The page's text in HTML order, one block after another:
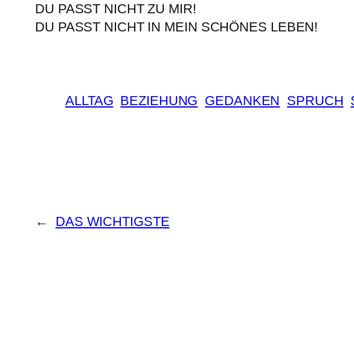
DU PASST NICHT ZU MIR!
DU PASST NICHT IN MEIN SCHÖNES LEBEN!
ALLTAG BEZIEHUNG GEDANKEN SPRUCH
← DAS WICHTIGSTE